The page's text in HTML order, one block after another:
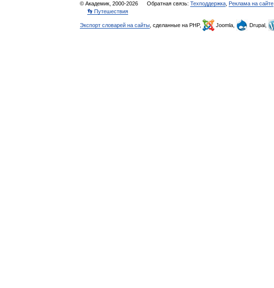
© Академик, 2000-2026 Обратная связь: Техподдержка Реклама на сайте
👣 Путешествия
Экспорт словарей на сайты , сделанные на PHP, Joomla, Drupal,